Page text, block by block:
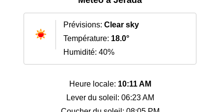
Prévisions: Clear sky
Température: 18.0°
Humidité: 40%
Heure locale: 10:11 AM
Lever du soleil: 06:23 AM